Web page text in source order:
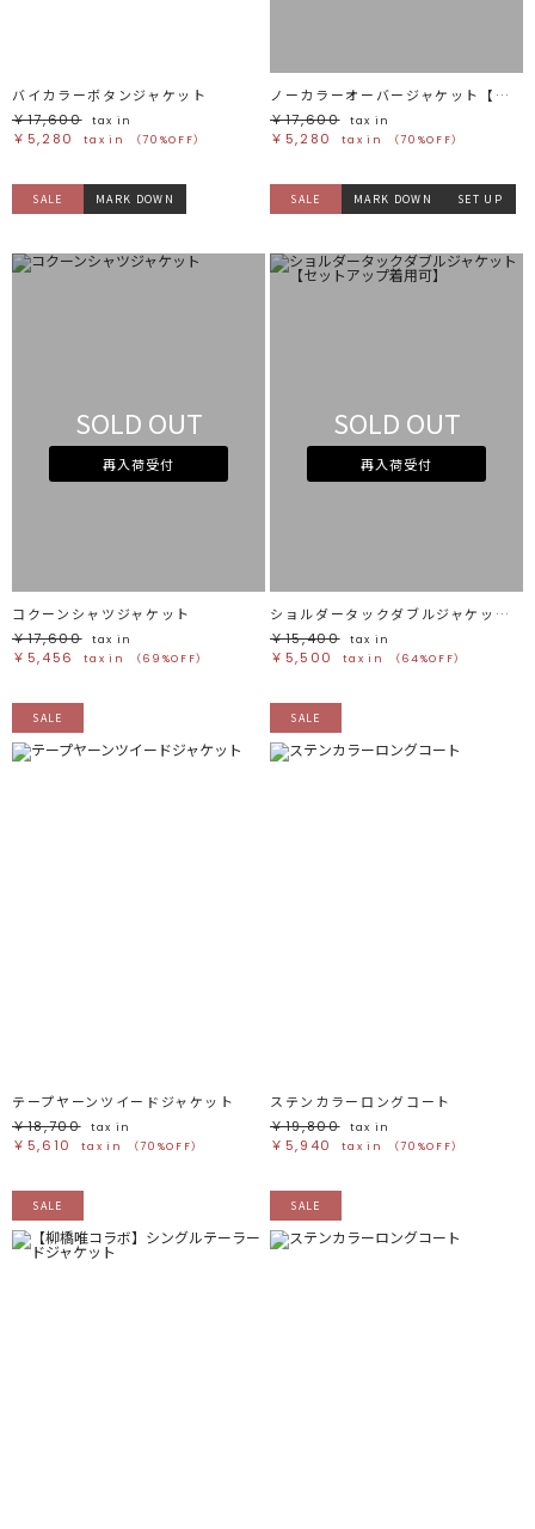
バイカラーボタンジャケット
￥17,600
tax in
￥5,280 tax in （70%OFF）
ノーカラーオーバージャケット【セットアップ着用可】
￥17,600
tax in
￥5,280 tax in （70%OFF）
SALE MARK DOWN
SOLD OUT
再入荷受付
コクーンシャツジャケット
￥17,600
tax in
￥5,456 tax in （69%OFF）
SALE MARK DOWN SET UP
SOLD OUT
再入荷受付
ショルダータックダブルジャケット【セットアップ着用可】
￥15,400
tax in
￥5,500 tax in （64%OFF）
SALE
テープヤーンツイードジャケット
￥18,700
tax in
￥5,610 tax in （70%OFF）
SALE
ステンカラーロングコート
￥19,800
tax in
￥5,940 tax in （70%OFF）
SALE SALE